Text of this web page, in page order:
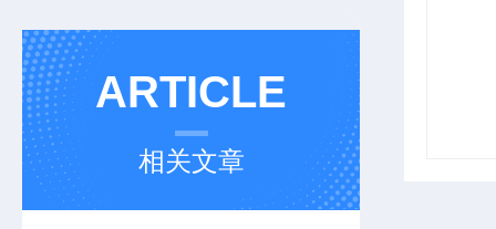
ARTICLE
相关文章